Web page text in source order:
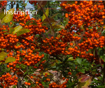
Inscription